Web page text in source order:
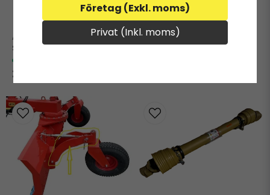
+SR1500303
Stödskiva Tallrikspridare
335 kr
Företag (Exkl. moms)
Privat (Inkl. moms)